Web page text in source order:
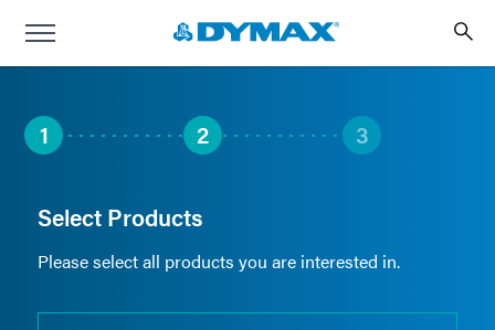
1 2 3
Select Products
Please select all products you are interested in.